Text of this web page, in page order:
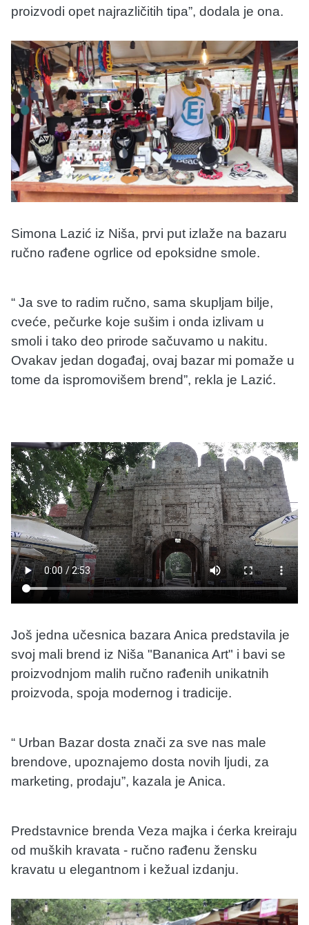
proizvodi opet najrazličitih tipa”, dodala je ona.
Simona Lazić iz Niša, prvi put izlaže na bazaru
ručno rađene ogrlice od epoksidne smole.
“ Ja sve to radim ručno, sama skupljam bilje,
cveće, pečurke koje sušim i onda izlivam u
smoli i tako deo prirode sačuvamo u nakitu.
Ovakav jedan događaj, ovaj bazar mi pomaže u
tome da ispromovišem brend”, rekla je Lazić.
Još jedna učesnica bazara Anica predstavila je
svoj mali brend iz Niša "Bananica Art" i bavi se
proizvodnjom malih ručno rađenih unikatnih
proizvoda, spoja modernog i tradicije.
“ Urban Bazar dosta znači za sve nas male
brendove, upoznajemo dosta novih ljudi, za
marketing, prodaju”, kazala je Anica.
Predstavnice brenda Veza majka i ćerka kreiraju
od muških kravata - ručno rađenu žensku
kravatu u elegantnom i kežual izdanju.